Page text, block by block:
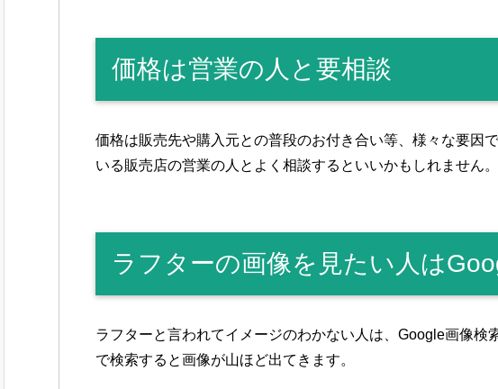
価格は営業の人と要相談
価格は販売先や購入元との普段のお付き合い等、様々な要因
いる販売店の営業の人とよく相談するといいかもしれません。
ラフターの画像を見たい人は
ラフターと言われてイメージのわかない人は、Google画像検
で検索すると画像が山ほど出てきます。